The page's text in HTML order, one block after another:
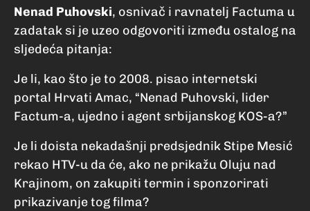
Nenad Puhovski, osnivač i ravnatelj Factuma u
zadatak si je uzeo odgovoriti između ostalog na
sljedeća pitanja:
Je li, kao što je to 2008. pisao internetski
portal Hrvati Amac, “Nenad Puhovski, lider
Factum-a, ujedno i agent srbijanskog KOS-a?”
Je li doista nekadašnji predsjednik Stipe Mesić
rekao HTV-u da će, ako ne prikažu Oluju nad
Krajinom, on zakupiti termin i sponzorirati
prikazivanje tog filma?